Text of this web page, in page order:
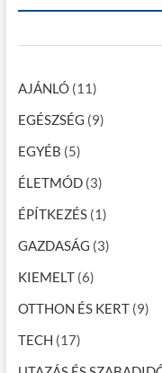
n
a
v
i
g
á
c
i
ó
AJÁNLÓ(11)
EGÉSZSÉG (9)
EGYÉB (5)
ÉLETMÓD(3)
ÉPÍTKEZÉS(1)
GAZDASÁG (3)
KIEMELT(6)
OTTHON ÉS KERT(9)
TECH (17)